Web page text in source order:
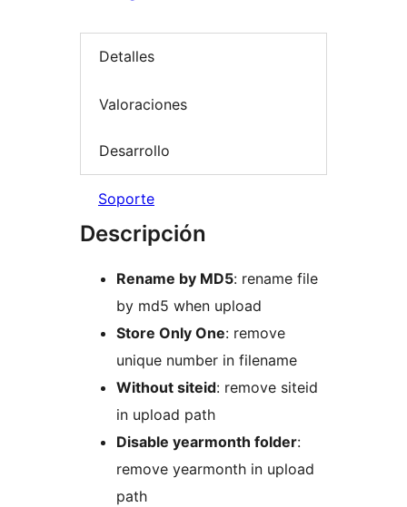
Detalles
Valoraciones
Desarrollo
Soporte
Descripción
Rename by MD5: rename file
by md5 when upload
Store Only One: remove
unique number in filename
Without siteid: remove siteid
in upload path
Disable yearmonth folder:
remove yearmonth in upload
path